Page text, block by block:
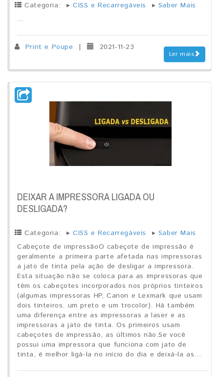
Categoria: ▸CISS e Recarregáveis ▸ Saber Mais
...
Print e Poupe | 2021-11-23
Ler mais
DEIXAR A IMPRESSORA LIGADA OU
DESLIGADA?
Categoria: ▸CISS e Recarregáveis ▸ Saber Mais
Cabeçote de impressãoO cabeçote de impressão é
geralmente a primeira parte afetada nas impressoras
a jato de tinta pela ação de desligar a impressora.
Esta situação não se coloca para as impressoras que
têm os cabeçotes incorporados nos próprios tinteiros
(algumas impressoras HP, Canon e Lexmark que usam
dois tinteiros. um preto e um trocolor). Há também
uma diferença entre as impressoras a laser e as
impressoras a jato de tinta. Os primeiros usam
cabeçotes de impressão, as últimos não.Se você
possui uma impressora que funciona com jato de
tinta, é melhor ligá-la no início do dia e deixá-la as...